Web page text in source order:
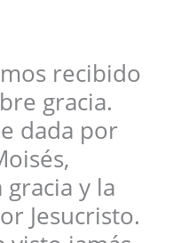
recibido
gracia.
dada por
y la
Jesucristo.